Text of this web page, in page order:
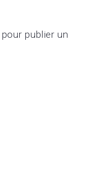
pour publier un